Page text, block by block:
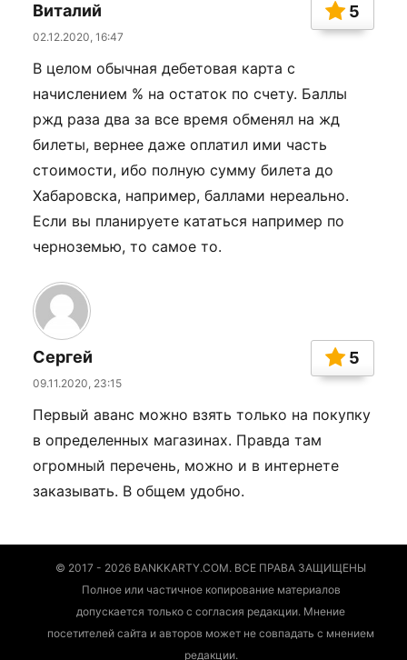
Виталий
02.12.2020, 16:47
5
В целом обычная дебетовая карта с
начислением % на остаток по счету. Баллы
ржд раза два за все время обменял на жд
билеты, вернее даже оплатил ими часть
стоимости, ибо полную сумму билета до
Хабаровска, например, баллами нереально.
Если вы планируете кататься например по
черноземью, то самое то.
Сергей
09.11.2020, 23:15
5
Первый аванс можно взять только на покупку
в определенных магазинах. Правда там
огромный перечень, можно и в интернете
заказывать. В общем удобно.
© 2017 - 2026 BANKKARTY.COM. ВСЕ ПРАВА ЗАЩИЩЕНЫ
Полное или частичное копирование материалов
допускается только с согласия редакции. Мнение
посетителей сайта и авторов может не совпадать с мнением
редакции.